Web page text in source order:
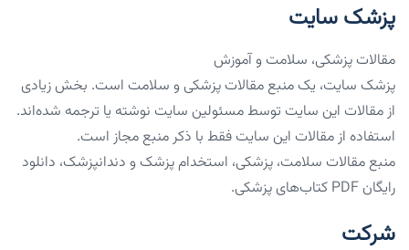
پزشک سایت
مقالات پزشکی، سلامت و آموزش
پزشک سایت، یک منبع مقالات پزشکی و سلامت است. بخش زیادی
از مقالات این سایت توسط مسئولین سایت نوشته یا ترجمه شده‌اند.
استفاده از مقالات این سایت فقط با ذکر منبع مجاز است.
منبع مقالات سلامت، پزشکی، استخدام پزشک و دندانپزشک، دانلود
رایگان PDF کتاب‌های پزشکی.
شرکت